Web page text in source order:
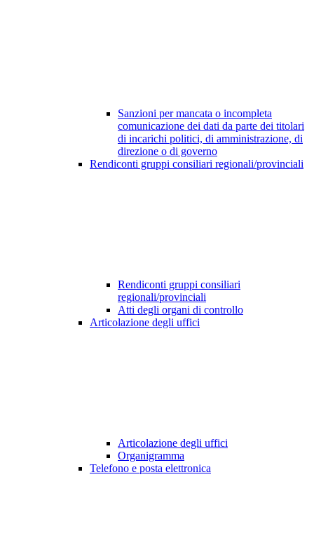
Sanzioni per mancata o incompleta
comunicazione dei dati da parte dei titolari
di incarichi politici, di amministrazione, di
direzione o di governo
Rendiconti gruppi consiliari regionali/provinciali
Rendiconti gruppi consiliari
regionali/provinciali
Atti degli organi di controllo
Articolazione degli uffici
Articolazione degli uffici
Organigramma
Telefono e posta elettronica